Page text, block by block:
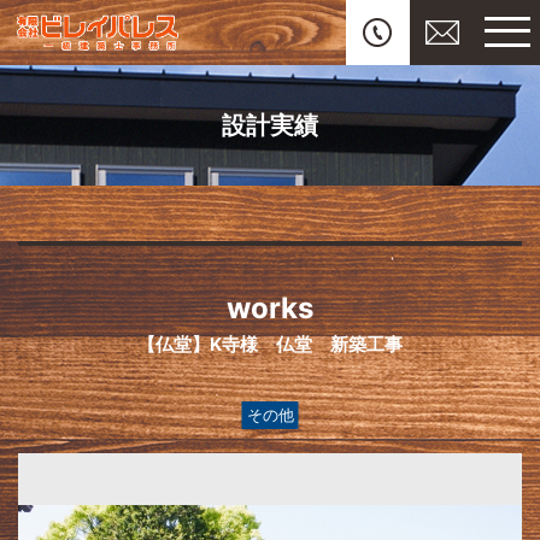
設計実績
works
【仏堂】K寺様 仏堂 新築工事
その他